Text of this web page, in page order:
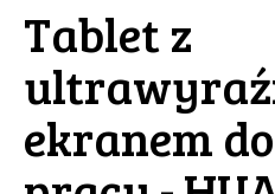
Tablet z
ekranem